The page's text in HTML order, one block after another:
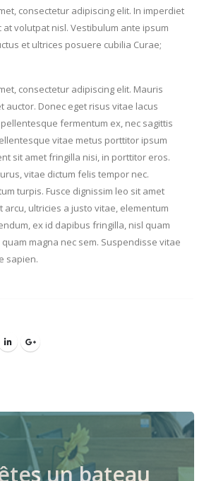
consectetur adipiscing elit. In imperdiet
volutpat nisl. Vestibulum ante ipsum
et ultrices posuere cubilia Curae;
consectetur adipiscing elit. Mauris
auctor. Donec eget risus vitae lacus
fermentum ex, nec sagittis
vitae metus porttitor ipsum
sit amet fringilla nisi, in porttitor eros.
vitae dictum felis tempor nec.
turpis. Fusce dignissim leo sit amet
arcu, ultricies a justo vitae, elementum
ex id dapibus fringilla, nisl quam
magna nec sem. Suspendisse vitae
sapien.
un bateau